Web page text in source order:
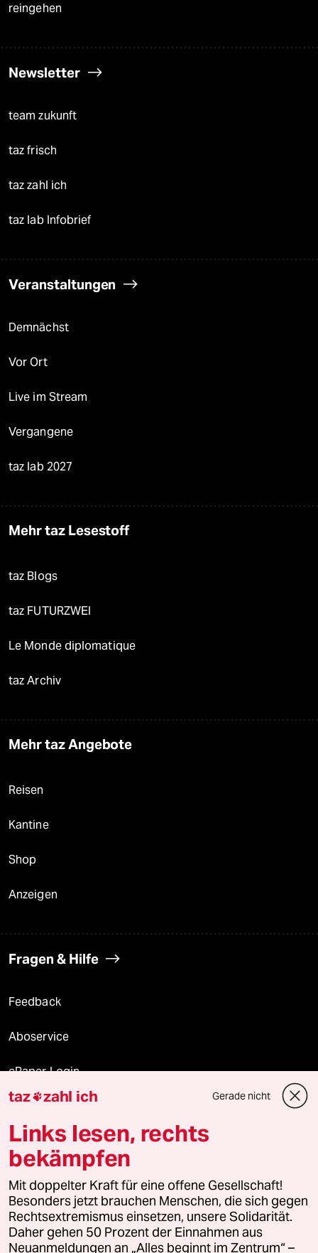
reingehen
Newsletter
team zukunft
taz frisch
taz zahl ich
taz lab Infobrief
Veranstaltungen
Demnächst
Vor Ort
Live im Stream
Vergangene
taz lab 2027
Mehr taz Lesestoff
taz Blogs
taz FUTURZWEI
Le Monde diplomatique
taz Archiv
Mehr taz Angebote
Reisen
Kantine
Shop
Anzeigen
Fragen & Hilfe
Feedback
Aboservice
ePaper Login
Downloads für Abonnierende
© 2026 taz Verlags und Vertriebs GmbH
Alle Rechte vorbehalten. Bei rechtlichen Fragen oder für Genehmigungen
wenden Sie sich bitte an
lizenzen@taz.de
Feedback Redaktionsstatut Kommune-Richtlinien
taz zahl ich Gerade nicht
Links lesen, rechts
bekämpfen
Mit doppelter Kraft für eine offene Gesellschaft!
Besonders jetzt brauchen Menschen, die sich gegen
Rechtsextremismus einsetzen, unsere Solidarität.
Daher gehen 50 Prozent der Einnahmen aus
Neuanmeldungen an „Alles beginnt im Zentrum“ –